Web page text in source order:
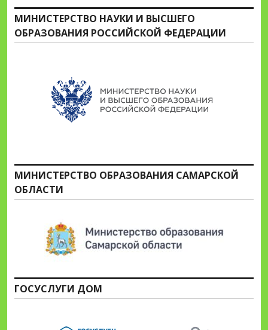
МИНИСТЕРСТВО НАУКИ И ВЫСШЕГО
ОБРАЗОВАНИЯ РОССИЙСКОЙ ФЕДЕРАЦИИ
МИНИСТЕРСТВО ОБРАЗОВАНИЯ САМАРСКОЙ
ОБЛАСТИ
ГОСУСЛУГИ ДОМ